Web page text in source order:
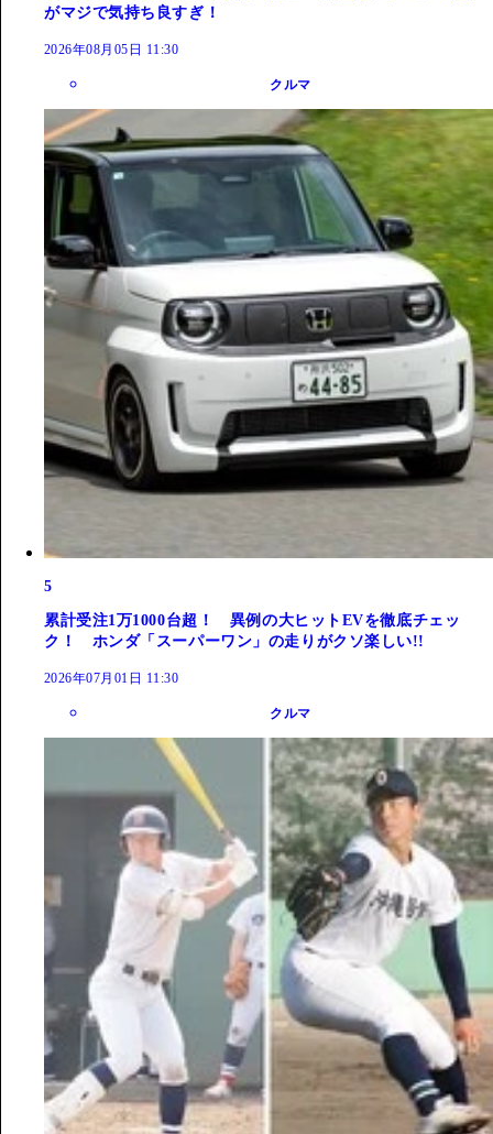
がマジで気持ち良すぎ！
2026年08月05日 11:30
クルマ
5
累計受注1万1000台超！ 異例の大ヒットEVを徹底チェッ
ク！ ホンダ「スーパーワン」の走りがクソ楽しい!!
2026年07月01日 11:30
クルマ